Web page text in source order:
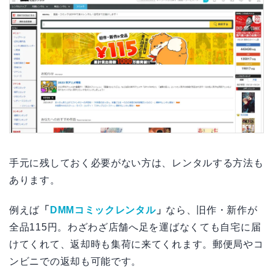
手元に残しておく必要がない方は、レンタルする方法も
あります。
例えば 「 DMMコミックレンタル」 なら、旧作・新作が
全品115円。わざわざ店舗へ足を運ばなくても自宅に届
けてくれて、返却時も集荷に来てくれます。郵便局やコ
ンビニでの返却も可能です。